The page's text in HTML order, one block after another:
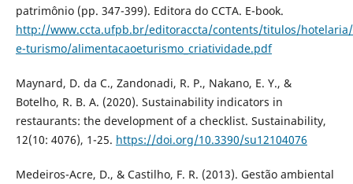
patrimônio (pp. 347-399). Editora do CCTA. E-book.
http://www.ccta.ufpb.br/editoraccta/contents/titulos/
e-turismo/alimentacaoeturismo_criatividade.pdf
Maynard, D. da C., Zandonadi, R. P., Nakano, E. Y., &
Botelho, R. B. A. (2020). Sustainability indicators in
restaurants: the development of a checklist. Sustainability,
12(10: 4076), 1-25. https://doi.org/10.3390/su12104076
Medeiros-Acre, D., & Castilho, F. R. (2013). Gestão ambiental